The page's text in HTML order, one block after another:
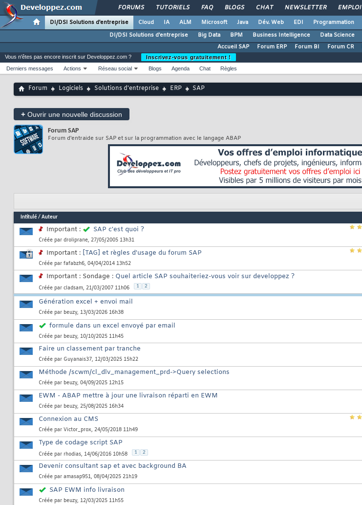
FORUMS TUTORIELS FAQ BLOGS CHAT NEWSLETTER EMPLOI
DI/DSI Solutions d'entreprise Cloud IA ALM Microsoft Java Dév. Web EDI Programmation
DI/DSI Solutions d'entreprise
Big Data BPM Business Intelligence Data Science
Accueil SAP
Forum ERP Forum BI Forum CR
Vous n'êtes pas encore inscrit sur Developpez.com ?
Inscrivez-vous gratuitement !
Derniers messages
Actions Réseau social Blogs Agenda Chat Règles
Forum Logiciels Solutions d'entreprise ERP SAP
+ Ouvrir une nouvelle discussion
Forum SAP
Forum d'entraide sur SAP et sur la programmation avec le langage ABAP
Intitulé/ Auteur
Important : SAP c'est quoi ?
Créée par droliprane, 27/05/2005 13h31
Important : [TAG] et règles d'usage du forum SAP
Créée par fafabzh6, 04/04/2014 13h52
Important : Sondage : Quel article SAP souhaiteriez-vous voir sur developpez ?
Créée par cladsam, 21/03/2007 11h06 1 2
Génération excel + envoi mail
Créée par beuzy, 13/03/2026 16h38
formule dans un excel envoyé par email
Créée par beuzy, 10/10/2025 11h45
Faire un classement par tranche
Créée par Guyanais37, 12/03/2025 15h22
Méthode /scwm/cl_dlv_management_prd->Query selections
Créée par beuzy, 04/09/2025 12h15
EWM - ABAP mettre à jour une livraison réparti en EWM
Créée par beuzy, 25/08/2025 16h34
Connexion au CMS
Créée par Victor_prox, 24/05/2018 11h49
Type de codage script SAP
Créée par rhodias, 14/06/2016 10h58 1 2
Devenir consultant sap et avec background BA
Créée par amasap951, 08/04/2025 21h19
SAP EWM info livraison
Créée par beuzy, 12/03/2025 11h55